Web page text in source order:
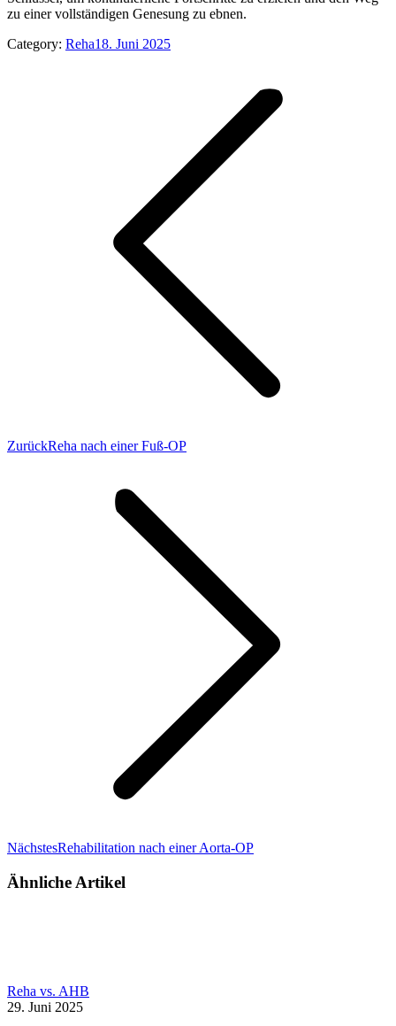
zu einer vollständigen Genesung zu ebnen.
Category: Reha18. Juni 2025
ZurückVorheriger
Reha nach einer Fuß-OP
NächstesNächster
Rehabilitation nach einer Aorta-OP
Ähnliche Artikel
Reha vs. AHB
29. Juni 2025